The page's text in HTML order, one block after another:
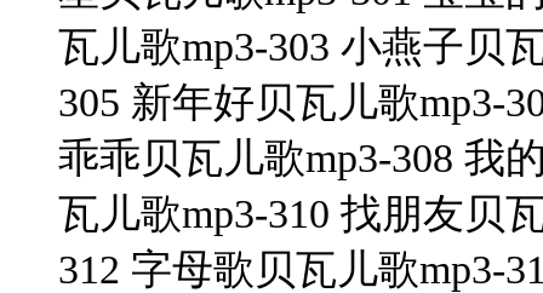
瓦儿歌mp3-303 小燕子贝
305 新年好贝瓦儿歌mp3-
乖乖贝瓦儿歌mp3-308 我
瓦儿歌mp3-310 找朋友贝
312 字母歌贝瓦儿歌mp3-